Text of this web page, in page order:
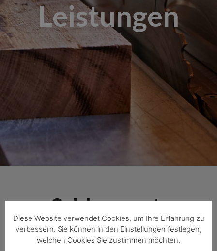
Leistungen
Schlagwort:
Oberflächen
Diese Website verwendet Cookies, um Ihre Erfahrung zu
verbessern. Sie können in den Einstellungen festlegen,
welchen Cookies Sie zustimmen möchten.